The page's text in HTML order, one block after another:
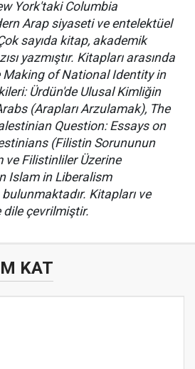
York'taki Columbia
Arap siyaseti ve entelektüel
sayıda kitap, akademik
yazmıştır. Kitapları arasında
Making of National Identity in
Ürdün'de Ulusal Kimliğin
(Arapları Arzulamak), The
Question: Essays on
(Filistin Sorununun
ve Filistinliler Üzerine
Islam in Liberalism
Kitapları ve
çevrilmiştir.
KAT